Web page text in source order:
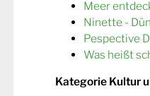
Meer
Ninette -
Pespective
Was heißt
Kategorie Kultur